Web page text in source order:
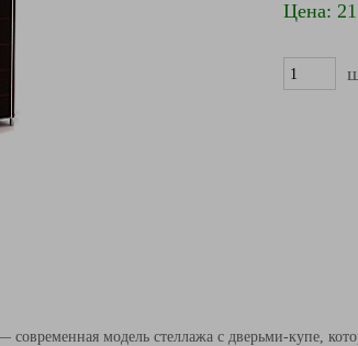
Цена:
модель стеллажа с дверьми-купе,